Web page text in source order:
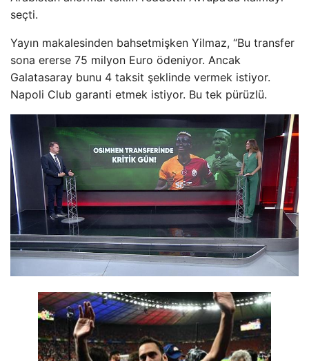
seçti.
Yayın makalesinden bahsetmişken Yilmaz, “Bu transfer
sona ererse 75 milyon Euro ödeniyor. Ancak
Galatasaray bunu 4 taksit şeklinde vermek istiyor.
Napoli Club garanti etmek istiyor. Bu tek pürüzlü.